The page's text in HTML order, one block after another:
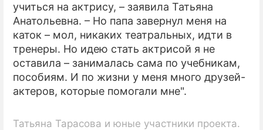
учиться на актрису, – заявила Татьяна
Анатольевна. – Но папа завернул меня на
каток – мол, никаких театральных, идти в
тренеры. Но идею стать актрисой я не
оставила – занималась сама по учебникам,
пособиям. И по жизни у меня много друзей-
актеров, которые помогали мне".
Татьяна Тарасова и юные участники проекта.